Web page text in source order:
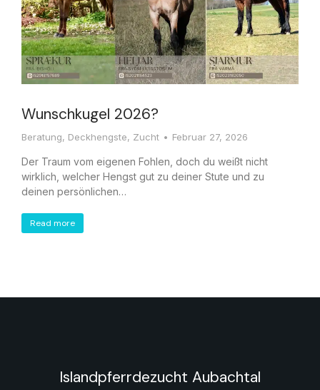
Wunschkugel 2026?
Beratung, Deckhengste, Zucht Februar 27, 2026
Der Traum vom eigenen Fohlen, doch du weißt nicht
wirklich, welcher Hengst gut zu deiner Stute und zu
deinen persönlichen…
Read more
Islandpferrdezucht Aubachtal